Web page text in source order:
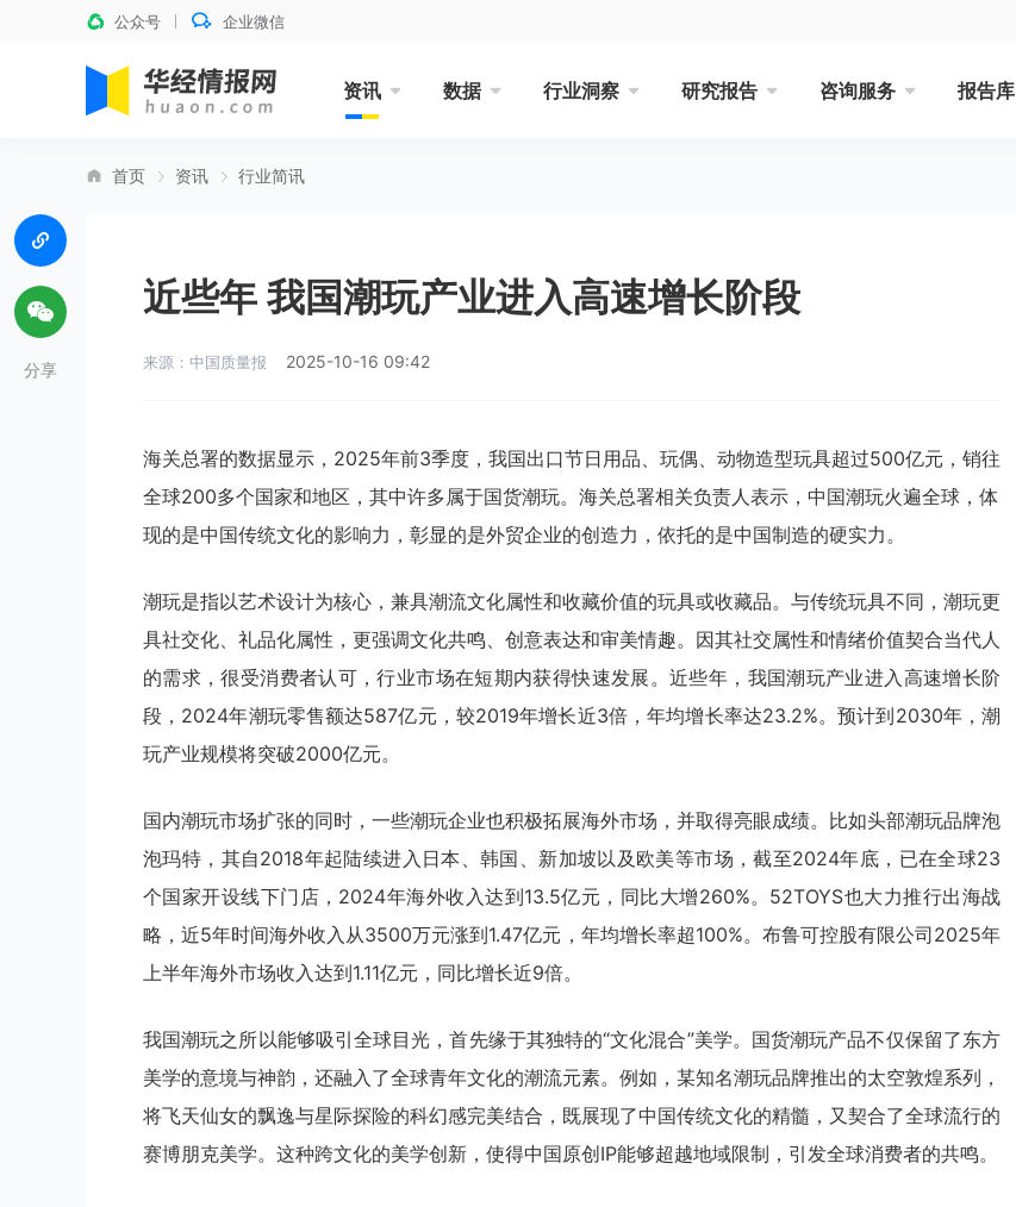
公众号 企业微信
资讯 数据 行业洞察 研究报告 咨询服务 报告库
首页 资讯 行业简讯
近些年 我国潮玩产业进入高速增长阶段
来源：中国质量报 2025-10-16 09:42
海关总署的数据显示，2025年前3季度，我国出口节日用品、玩偶、动物造型玩具超过500亿元，销往
全球200多个国家和地区，其中许多属于国货潮玩。海关总署相关负责人表示，中国潮玩火遍全球，体
现的是中国传统文化的影响力，彰显的是外贸企业的创造力，依托的是中国制造的硬实力。
潮玩是指以艺术设计为核心，兼具潮流文化属性和收藏价值的玩具或收藏品。与传统玩具不同，潮玩更
具社交化、礼品化属性，更强调文化共鸣、创意表达和审美情趣。因其社交属性和情绪价值契合当代人
的需求，很受消费者认可，行业市场在短期内获得快速发展。近些年，我国潮玩产业进入高速增长阶
段，2024年潮玩零售额达587亿元，较2019年增长近3倍，年均增长率达23.2%。预计到2030年，潮
玩产业规模将突破2000亿元。
国内潮玩市场扩张的同时，一些潮玩企业也积极拓展海外市场，并取得亮眼成绩。比如头部潮玩品牌泡
泡玛特，其自2018年起陆续进入日本、韩国、新加坡以及欧美等市场，截至2024年底，已在全球23
个国家开设线下门店，2024年海外收入达到13.5亿元，同比大增260%。52TOYS也大力推行出海战
略，近5年时间海外收入从3500万元涨到1.47亿元，年均增长率超100%。布鲁可控股有限公司2025年
上半年海外市场收入达到1.11亿元，同比增长近9倍。
我国潮玩之所以能够吸引全球目光，首先缘于其独特的“文化混合”美学。国货潮玩产品不仅保留了东方
美学的意境与神韵，还融入了全球青年文化的潮流元素。例如，某知名潮玩品牌推出的太空敦煌系列，
将飞天仙女的飘逸与星际探险的科幻感完美结合，既展现了中国传统文化的精髓，又契合了全球流行的
赛博朋克美学。这种跨文化的美学创新，使得中国原创IP能够超越地域限制，引发全球消费者的共鸣。
分享